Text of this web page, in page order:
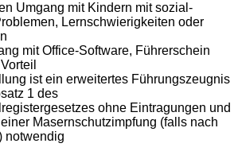
Umgang mit Kindern mit sozial-
Lernschwierigkeiten oder
mit Office-Software, Führerschein
ist ein erweitertes Führungszeugnis
1 des
ohne Eintragungen und
Masernschutzimpfung (falls nach
notwendig